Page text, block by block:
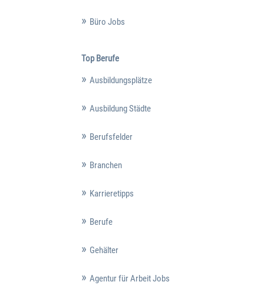
Büro Jobs
Top Berufe
Ausbildungsplätze
Ausbildung Städte
Berufsfelder
Branchen
Karrieretipps
Berufe
Gehälter
Agentur für Arbeit Jobs